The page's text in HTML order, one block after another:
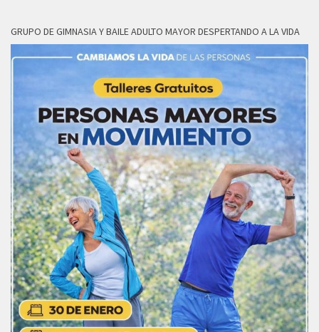
GRUPO DE GIMNASIA Y BAILE ADULTO MAYOR DESPERTANDO A LA VIDA